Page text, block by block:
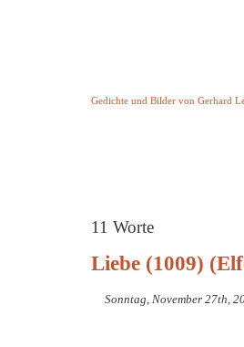
Gedichte und Bilder von Gerhard
11 Worte
Liebe (1009)
Sonntag, November 27th,